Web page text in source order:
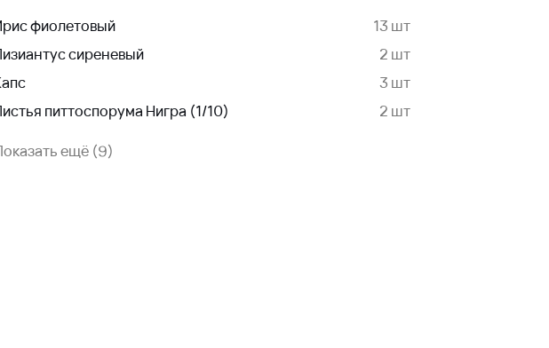
фиолетовый
13 шт
сиреневый
2 шт
3 шт
питтоспорума Нигра (1/10)
2 шт
ещё (9)